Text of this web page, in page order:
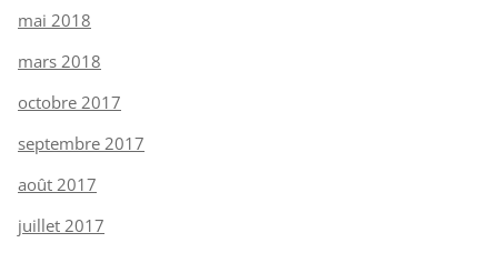
mai 2018
mars 2018
octobre 2017
septembre 2017
août 2017
juillet 2017